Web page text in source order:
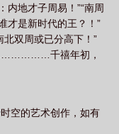
费阅读 华娱之2000精校
趣阁无弹窗 华娱之
娱之2000TXT精校版 华娱
2000篱笆好文学 华娱之
内地才子周易！”“南周
才是新时代的王？！”
双周或已分高下！”
千禧年初，
递给自己的报纸，选
空的艺术创作，如有